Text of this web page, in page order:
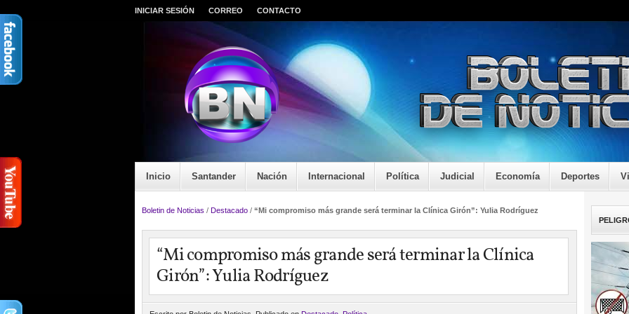
INICIAR SESIÓN CORREO CONTACTO
Inicio Santander Nación Internacional Política Judicial Economía Deportes
Boletin de Noticias / Destacado / “Mi compromiso más grande será terminar la Clínica Girón”: Yulia Rodríguez
“Mi compromiso más grande será terminar la Clínica
Girón”: Yulia Rodríguez